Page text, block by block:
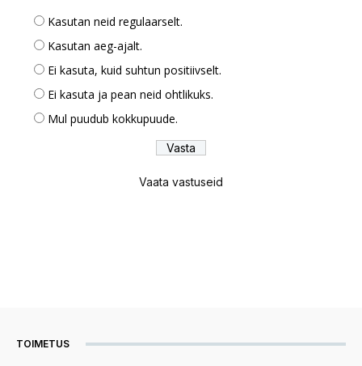
Kasutan neid regulaarselt.
Kasutan aeg-ajalt.
Ei kasuta, kuid suhtun positiivselt.
Ei kasuta ja pean neid ohtlikuks.
Mul puudub kokkupuude.
Vaata vastuseid
TOIMETUS